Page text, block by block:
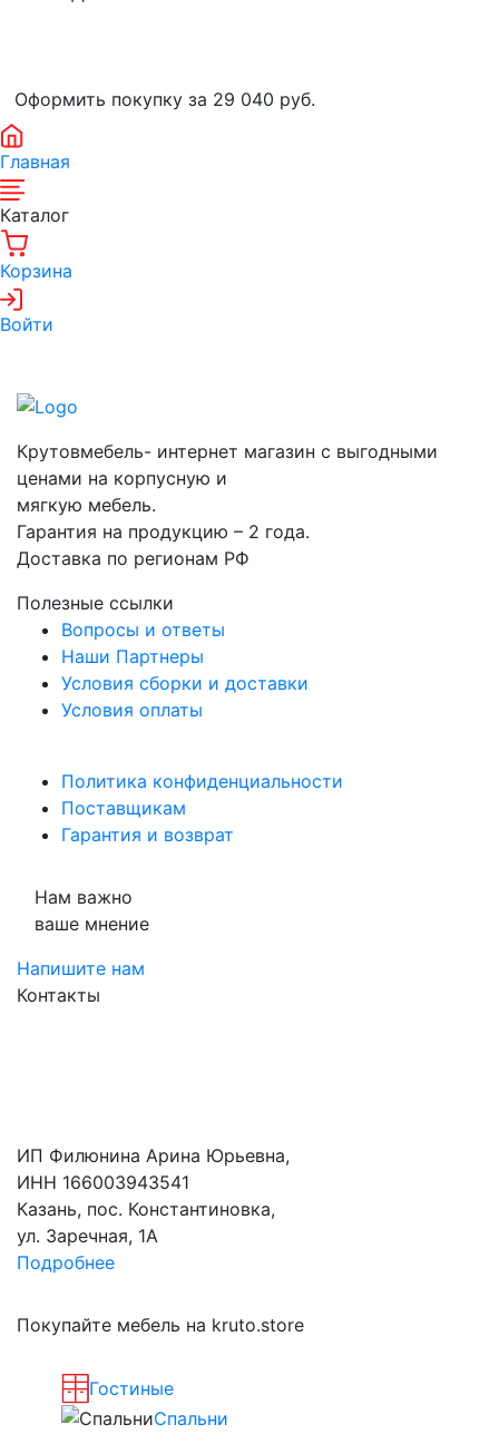
Оформить покупку за 29 040 руб.
Главная
Каталог
Корзина
Войти
Крутовмебель- интернет магазин с выгодными
ценами на корпусную и
мягкую мебель.
Гарантия на продукцию – 2 года.
Доставка по регионам РФ
Полезные ссылки
Вопросы и ответы
Наши Партнеры
Условия сборки и доставки
Условия оплаты
Политика конфиденциальности
Поставщикам
Гарантия и возврат
Нам важно
ваше мнение
Напишите нам
Контакты
ИП Филюнина Арина Юрьевна,
ИНН 166003943541
Казань, пос. Константиновка,
ул. Заречная, 1А
Подробнее
Покупайте мебель на kruto.store
Гостиные
Спальни